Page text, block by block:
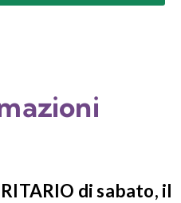
di sabato, il